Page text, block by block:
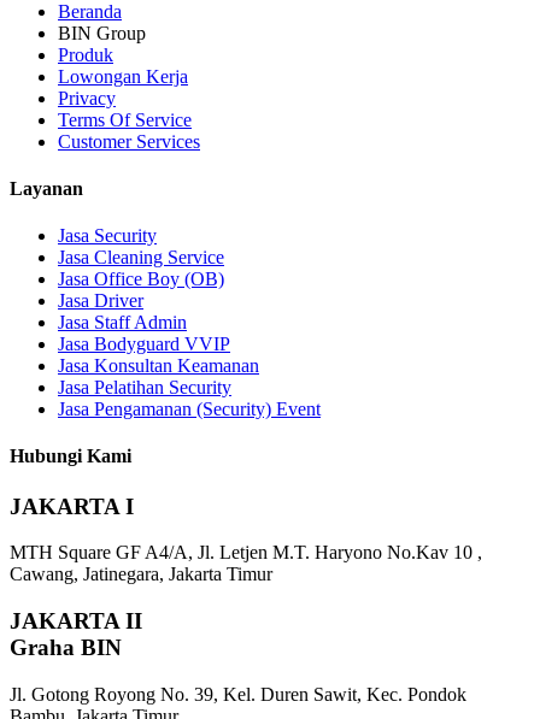
Beranda
BIN Group
Produk
Lowongan Kerja
Privacy
Terms Of Service
Customer Services
Layanan
Jasa Security
Jasa Cleaning Service
Jasa Office Boy (OB)
Jasa Driver
Jasa Staff Admin
Jasa Bodyguard VVIP
Jasa Konsultan Keamanan
Jasa Pelatihan Security
Jasa Pengamanan (Security) Event
Hubungi Kami
JAKARTA I
MTH Square GF A4/A, Jl. Letjen M.T. Haryono No.Kav 10 ,
Cawang, Jatinegara, Jakarta Timur
JAKARTA II
Graha BIN
Jl. Gotong Royong No. 39, Kel. Duren Sawit, Kec. Pondok